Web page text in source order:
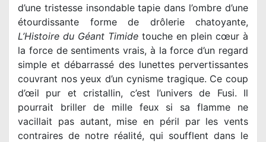
d’une tristesse insondable tapie dans l’ombre d’une
étourdissante forme de drôlerie chatoyante,
L’Histoire du Géant Timide touche en plein cœur à
la force de sentiments vrais, à la force d’un regard
simple et débarrassé des lunettes pervertissantes
couvrant nos yeux d’un cynisme tragique. Ce coup
d’œil pur et cristallin, c’est l’univers de Fusi. Il
pourrait briller de mille feux si sa flamme ne
vacillait pas autant, mise en péril par les vents
contraires de notre réalité, qui soufflent dans le